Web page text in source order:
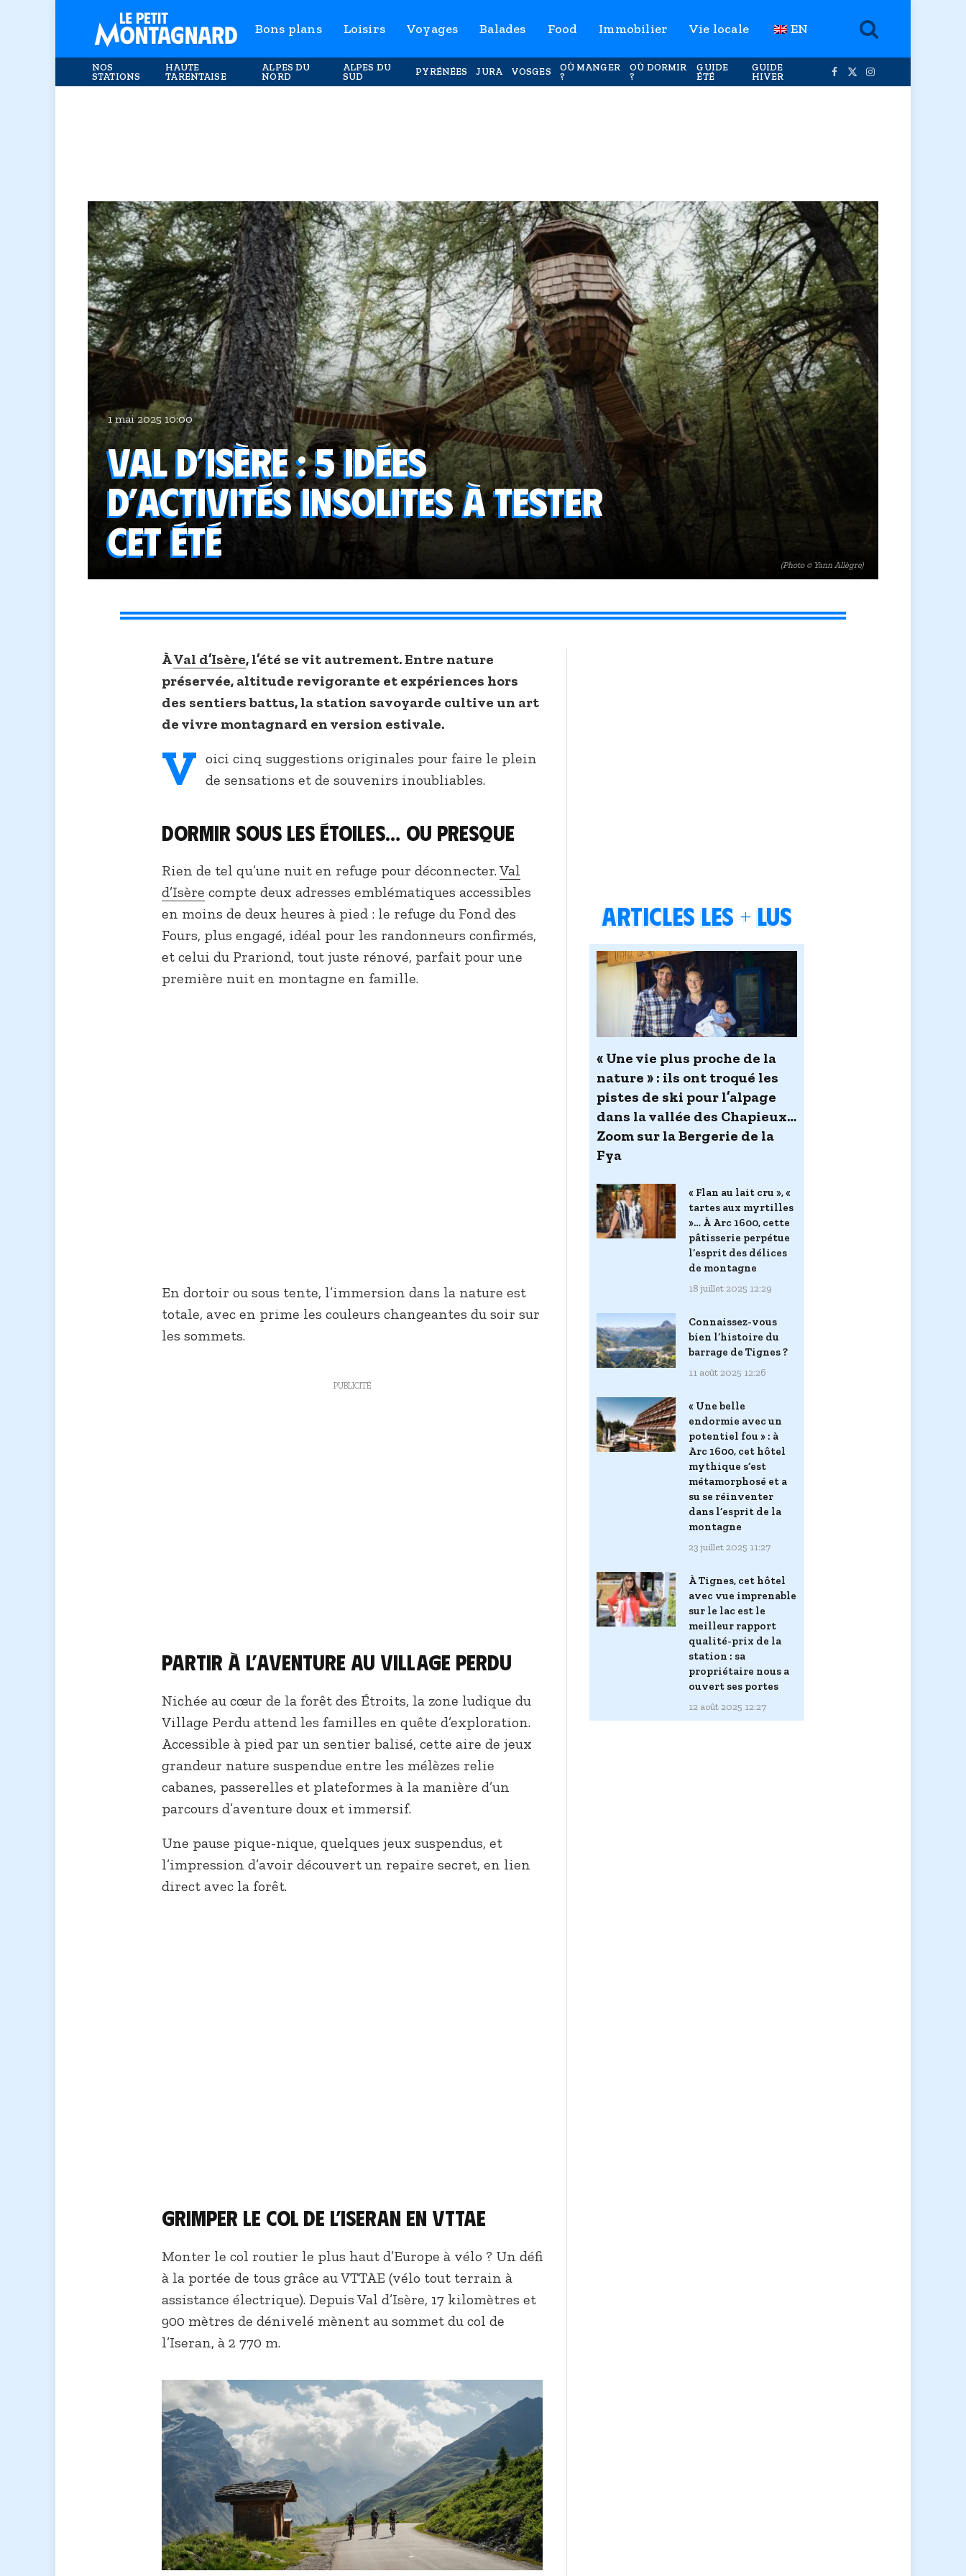
Bons plans Loisirs Voyages Balades Food Immobilier Vie locale EN
NOS
STATIONS
HAUTE
TARENTAISE
ALPES DU
NORD
ALPES DU
SUD
PYRÉNÉES JURA VOSGES
OÙ MANGER
?
OÙ DORMIR
?
GUIDE
ÉTÉ
GUIDE
HIVER
Facebook
X
Instagram
(Photo © Yann Allègre)
1 mai 2025 10:00
Val d’Isère : 5 idées
d’activités insolites à tester
cet été
ÀVal d’Isère, l’été se vit autrement. Entre nature
préservée, altitude revigorante et expériences hors
des sentiers battus, la station savoyarde cultive un art
de vivre montagnard en version estivale.
V oici cinq suggestions originales pour faire le plein
de sensations et de souvenirs inoubliables.
Dormir sous les étoiles… ou presque
Rien de tel qu’une nuit en refuge pour déconnecter.Val
d’Isère compte deux adresses emblématiques accessibles
en moins de deux heures à pied : le refuge du Fond des
Fours, plus engagé, idéal pour les randonneurs confirmés,
et celui du Prariond, tout juste rénové, parfait pour une
première nuit en montagne en famille.
En dortoir ou sous tente, l’immersion dans la nature est
totale, avec en prime les couleurs changeantes du soir sur
les sommets.
PUBLICITÉ
Partir à l’aventure au Village Perdu
Nichée au cœur de la forêt des Étroits, la zone ludique du
Village Perdu attend les familles en quête d’exploration.
Accessible à pied par un sentier balisé, cette aire de jeux
grandeur nature suspendue entre les mélèzes relie
cabanes, passerelles et plateformes à la manière d’un
parcours d’aventure doux et immersif.
Une pause pique-nique, quelques jeux suspendus, et
l’impression d’avoir découvert un repaire secret, en lien
direct avec la forêt.
Grimper le col de l’Iseran en VTTAE
Monter le col routier le plus haut d’Europe à vélo ? Un défi
à la portée de tous grâce au VTTAE (vélo tout terrain à
assistance électrique). Depuis Val d’Isère, 17 kilomètres et
900 mètres de dénivelé mènent au sommet du col de
l’Iseran, à 2 770 m.
Articles les + lus
« Une vie plus proche de la
nature » : ils ont troqué les
pistes de ski pour l’alpage
dans la vallée des Chapieux…
Zoom sur la Bergerie de la
Fya
« Flan au lait cru », «
tartes aux myrtilles
»… À Arc 1600, cette
pâtisserie perpétue
l’esprit des délices
de montagne
18 juillet 2025 12:29
Connaissez-vous
bien l’histoire du
barrage de Tignes ?
11 août 2025 12:26
« Une belle
endormie avec un
potentiel fou » : à
Arc 1600, cet hôtel
mythique s’est
métamorphosé et a
su se réinventer
dans l’esprit de la
montagne
23 juillet 2025 11:27
À Tignes, cet hôtel
avec vue imprenable
sur le lac est le
meilleur rapport
qualité-prix de la
station : sa
propriétaire nous a
ouvert ses portes
12 août 2025 12:27